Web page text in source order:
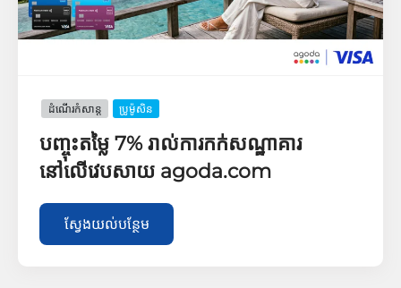
ដំណើរកំសាន្ដ ប្រូម៉ូសិន
បញ្ចុះតម្លៃ 7% រាល់ការកក់សណ្ឋាគារ
នៅលើវេបសាយ agoda.com
ស្វែងយល់បន្ថែម​